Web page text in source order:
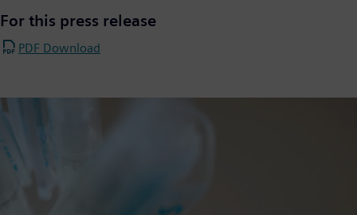
For this press release
PDF Download